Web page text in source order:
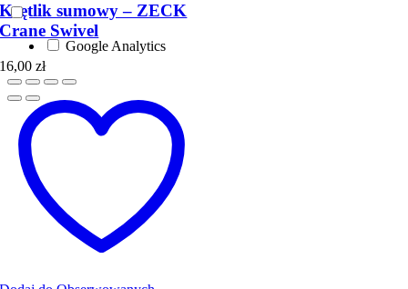
Krętlik sumowy – ZECK
Crane Swivel
16,00zł
Google Analytics
Top